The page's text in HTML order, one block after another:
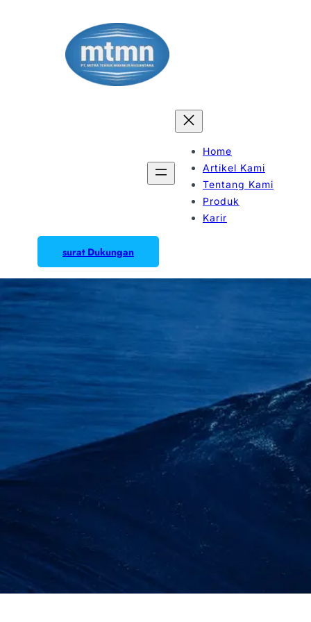
Home
Artikel Kami
Tentang Kami
Produk
Karir
surat Dukungan